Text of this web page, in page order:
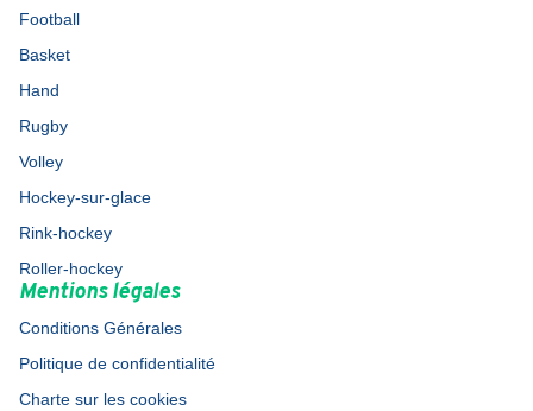
Football
Basket
Hand
Rugby
Volley
Hockey-sur-glace
Rink-hockey
Roller-hockey
Mentions légales
Conditions Générales
Politique de confidentialité
Charte sur les cookies